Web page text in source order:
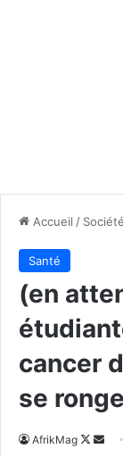
Accueil / Société
Santé
(en
cancer
se
AfrikMag
Follow